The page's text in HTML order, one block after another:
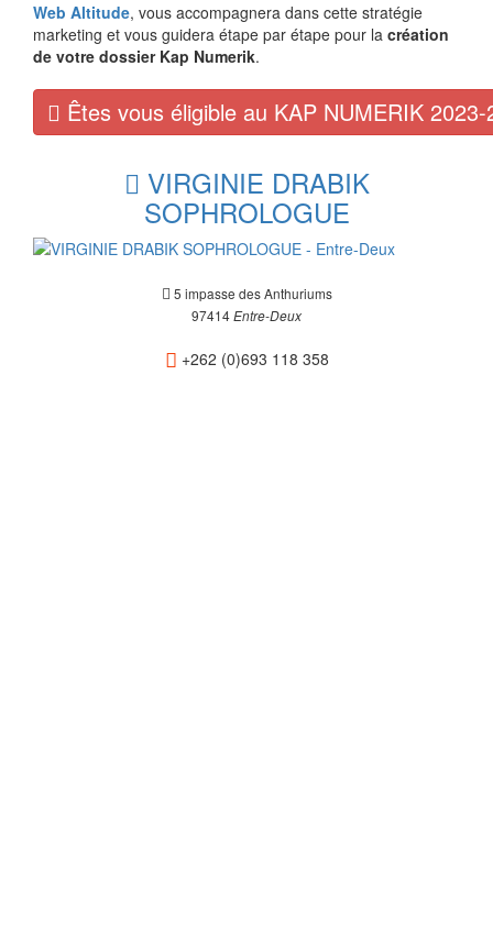
Web Altitude, vous accompagnera dans cette stratégie
marketing et vous guidera étape par étape pour la création
de votre dossier Kap Numerik.
Êtes vous éligible au KAP NUMERIK
VIRGINIE DRABIK
SOPHROLOGUE
5 impasse des Anthuriums
97414Entre-Deux
+262 (0)693 118 358